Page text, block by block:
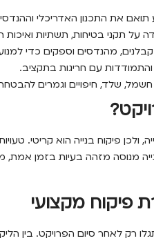
תואם את התכנון האדריכלי
על תקני בטיחות, תשתיות ואיכות
מהנדסים וספקים כדי
עם חריגות בתקציב.
חשמל, שלד, חיפויים וגמרים
פיקוח בנייה הוא קריטי.
מנוסה מזהה בעיות בזמן
פיקוח מקצועי
רק לאחר סיום הפרויקט. בין